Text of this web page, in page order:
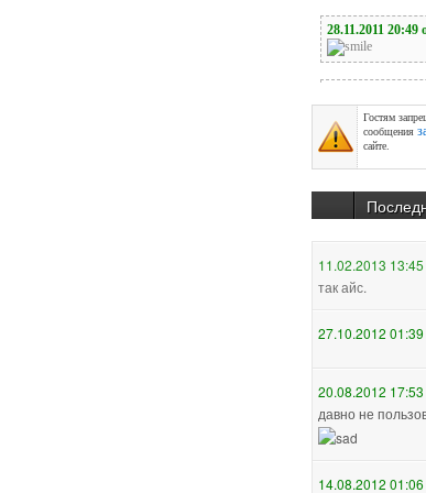
Гостям
сообщения
сайте.
27.10.2012 01:39
20.08.2012 17:53
давно не
14.08.2012 01:06